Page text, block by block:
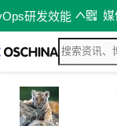
研发效能 媒